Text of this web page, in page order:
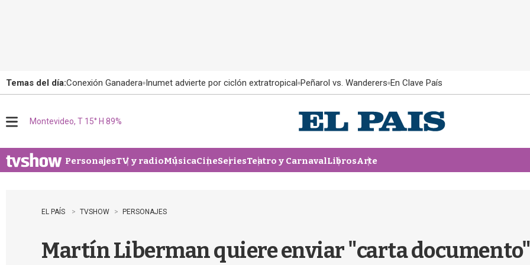
Temas del día:Conexión Ganadera Inumet advierte por ciclón extratropical Peñarol vs. Wanderers En Clave País
u
Montevideo, T 15° H 89%
PersonajesTV y radioMúsicaCineSeriesTeatro y CarnavalLibrosArte
EL PAÍS TVSHOW PERSONAJES
Martín Liberman quiere enviar "carta